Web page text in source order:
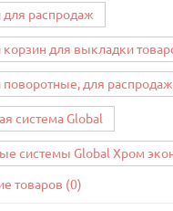
для распродаж
корзин для выкладки
поворотные, для
система Global
системы Global Хром
товаров (0)